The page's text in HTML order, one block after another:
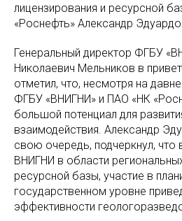
лицензирования и ресурсной
«Роснефть» Александр
Генеральный директор ФГБУ
Николаевич Мельников в
отметил, что, несмотря на
ФГБУ «ВНИГНИ» и ПАО «НК
большой потенциал для
взаимодействия. Александр
свою очередь, подчеркнул, что
ВНИГНИ в области
ресурсной базы, участие в
государственном уровне
эффективности